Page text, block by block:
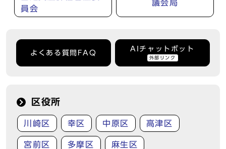
員会
議会局
よくある質問FAQ
AIチャットボット
外部リンク
区役所
川崎区 幸区 中原区 高津区
宮前区 多摩区 麻生区